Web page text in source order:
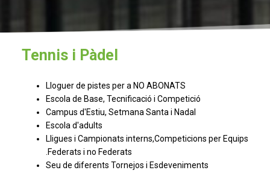
Tennis i Pàdel
Lloguer de pistes per a NO ABONATS
Escola de Base, Tecnificació i Competició
Campus d'Estiu, Setmana Santa i Nadal
Escola d'adults
Lligues i Campionats interns,Competicions per Equips
.Federats i no Federats
Seu de diferents Tornejos i Esdeveniments